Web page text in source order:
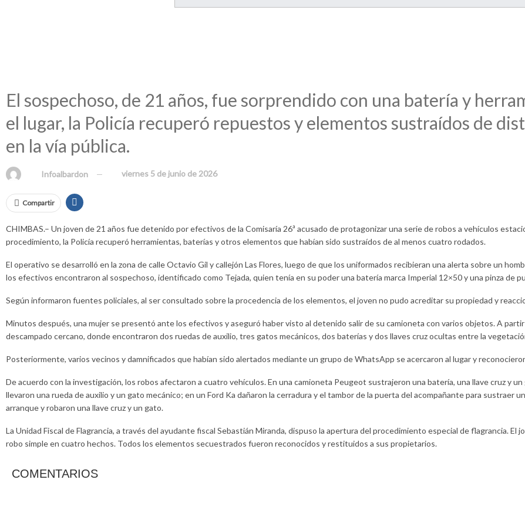
El sospechoso, de 21 años, fue sorprendido con una batería y
el lugar, la Policía recuperó repuestos y elementos sustraídos de
en la vía pública.
Infoalbardon viernes 5 de junio de 2026
Compartir
CHIMBAS.– Un joven de 21 años fue detenido por efectivos de la Comisaría 26ª acusado de protagonizar una serie de robos a vehículos
procedimiento, la Policía recuperó herramientas, baterías y otros elementos que habían sido sustraídos de al menos cuatro rodados.
El operativo se desarrolló en la zona de calle Octavio Gil y callejón Las Flores, luego de que los uniformados recibieran una alerta sobre un
los efectivos encontraron al sospechoso, identificado como Tejada, quien tenía en su poder una batería marca Imperial 12×50 y una pinza de
Según informaron fuentes policiales, al ser consultado sobre la procedencia de los elementos, el joven no pudo acreditar su propiedad y
Minutos después, una mujer se presentó ante los efectivos y aseguró haber visto al detenido salir de su camioneta con varios objetos. A
descampado cercano, donde encontraron dos ruedas de auxilio, tres gatos mecánicos, dos baterías y dos llaves cruz ocultas entre la
Posteriormente, varios vecinos y damnificados que habían sido alertados mediante un grupo de WhatsApp se acercaron al lugar y
De acuerdo con la investigación, los robos afectaron a cuatro vehículos. En una camioneta Peugeot sustrajeron una batería, una llave cruz y
llevaron una rueda de auxilio y un gato mecánico; en un Ford Ka dañaron la cerradura y el tambor de la puerta del acompañante para sustraer
arranque y robaron una llave cruz y un gato.
La Unidad Fiscal de Flagrancia, a través del ayudante fiscal Sebastián Miranda, dispuso la apertura del procedimiento especial de flagrancia.
robo simple en cuatro hechos. Todos los elementos secuestrados fueron reconocidos y restituidos a sus propietarios.
COMENTARIOS